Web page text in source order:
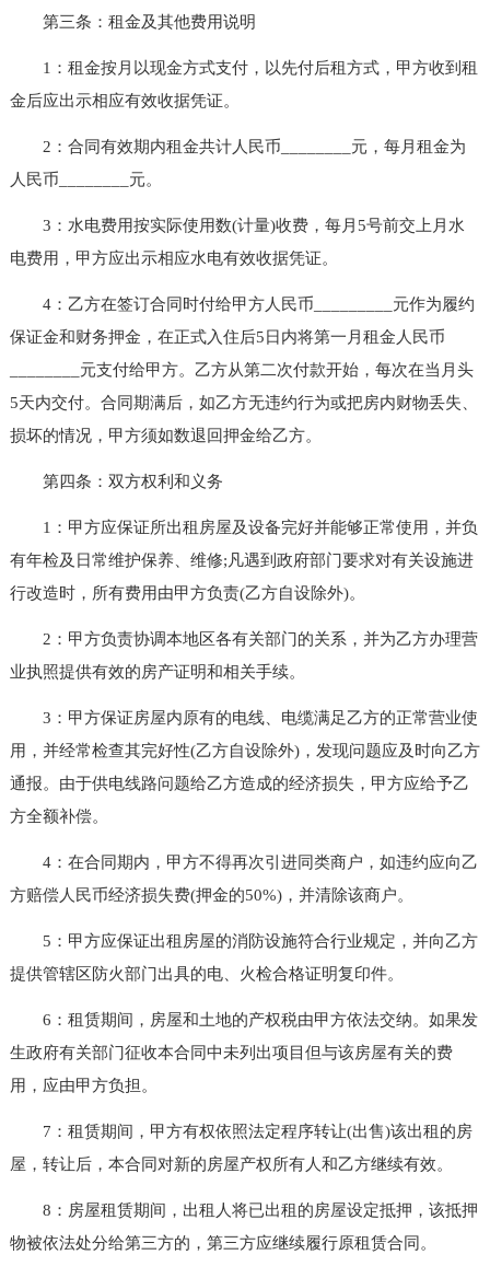
第三条：租金及其他费用说明
1：租金按月以现金方式支付，以先付后租方式，甲方收到租
金后应出示相应有效收据凭证。
2：合同有效期内租金共计人民币________元，每月租金为
人民币________元。
3：水电费用按实际使用数(计量)收费，每月5号前交上月水
电费用，甲方应出示相应水电有效收据凭证。
4：乙方在签订合同时付给甲方人民币_________元作为履约
保证金和财务押金，在正式入住后5日内将第一月租金人民币
________元支付给甲方。乙方从第二次付款开始，每次在当月头
5天内交付。合同期满后，如乙方无违约行为或把房内财物丢失、
损坏的情况，甲方须如数退回押金给乙方。
第四条：双方权利和义务
1：甲方应保证所出租房屋及设备完好并能够正常使用，并负
有年检及日常维护保养、维修;凡遇到政府部门要求对有关设施进
行改造时，所有费用由甲方负责(乙方自设除外)。
2：甲方负责协调本地区各有关部门的关系，并为乙方办理营
业执照提供有效的房产证明和相关手续。
3：甲方保证房屋内原有的电线、电缆满足乙方的正常营业使
用，并经常检查其完好性(乙方自设除外)，发现问题应及时向乙方
通报。由于供电线路问题给乙方造成的经济损失，甲方应给予乙
方全额补偿。
4：在合同期内，甲方不得再次引进同类商户，如违约应向乙
方赔偿人民币经济损失费(押金的50%)，并清除该商户。
5：甲方应保证出租房屋的消防设施符合行业规定，并向乙方
提供管辖区防火部门出具的电、火检合格证明复印件。
6：租赁期间，房屋和土地的产权税由甲方依法交纳。如果发
生政府有关部门征收本合同中未列出项目但与该房屋有关的费
用，应由甲方负担。
7：租赁期间，甲方有权依照法定程序转让(出售)该出租的房
屋，转让后，本合同对新的房屋产权所有人和乙方继续有效。
8：房屋租赁期间，出租人将已出租的房屋设定抵押，该抵押
物被依法处分给第三方的，第三方应继续履行原租赁合同。